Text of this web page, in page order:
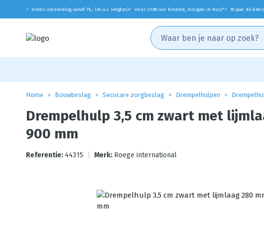
✓ Gratis verzending vanaf 75,- (m.u.v. lengtes)✓ Voor 21:00 uur besteld, morgen in huis*✓ 10 jaar dé
Home Bouwbeslag Secucare zorgbeslag Drempelhulpen
Drempelhulp 3,5 cm zwart met
900 mm
Referentie: 44315 Merk: Roege international